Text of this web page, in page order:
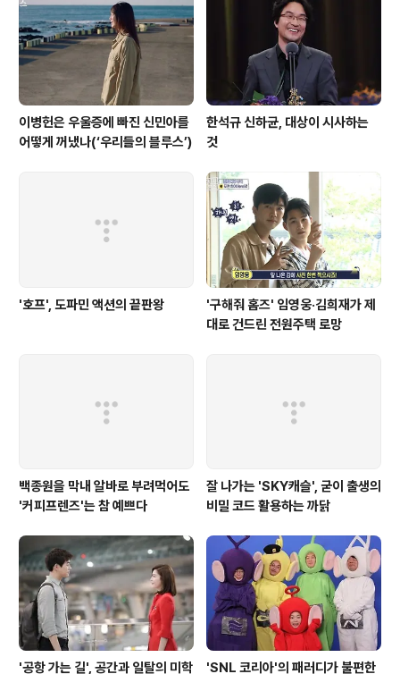
이병헌은 우울증에 빠진 신민아를
어떻게 꺼냈나(‘우리들의 블루스’)
한석규 신하균, 대상이 시사하는
것
'호프', 도파민 액션의 끝판왕
'구해줘 홈즈' 임영웅·김희재가 제
대로 건드린 전원주택 로망
백종원을 막내 알바로 부려먹어도
'커피프렌즈'는 참 예쁘다
잘 나가는 'SKY캐슬', 굳이 출생의
비밀 코드 활용하는 까닭
'공항 가는 길', 공간과 일탈의 미학 'SNL 코리아'의 패러디가 불편한